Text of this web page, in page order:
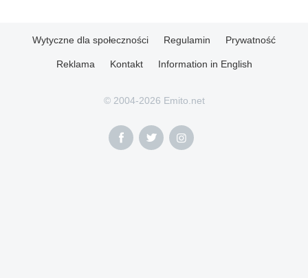
Wytyczne dla społeczności Regulamin Prywatność
Reklama Kontakt Information in English
© 2004-2026 Emito.net